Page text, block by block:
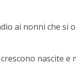
ai nonni che si
nascite e